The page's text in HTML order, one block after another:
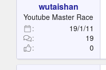
wutaishan
Youtube Master Race
19/1/11
19
0